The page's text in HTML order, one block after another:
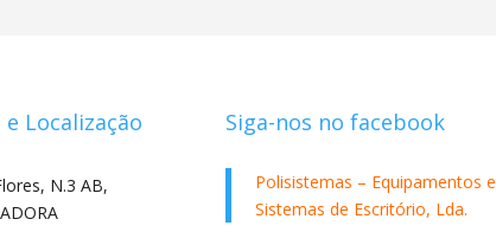
Localização
N.3 AB,
Siga-nos no facebook
Polisistemas – Equipamentos e
Sistemas de Escritório, Lda.